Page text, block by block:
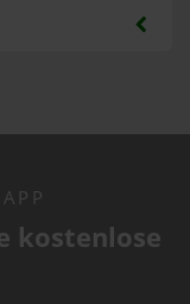
kostenlose